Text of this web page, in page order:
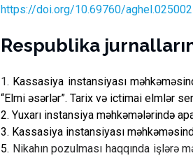
https://doi.org/10.69760/
Respublika
1. Kassasiya instansiyası
“Elmi əsərlər”. Tarix və ictimai elmlər
2. Yuxarı instansiya məhkəmələrində
3. Kassasiya instansiyası
5. Nikahın pozulması haqqında işlərə